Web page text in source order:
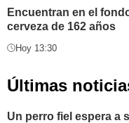
Encuentran en el
cerveza de 162 años
Hoy 13:30
Últimas
Un perro fiel espera a